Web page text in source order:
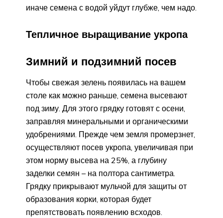
иначе семена с водой уйдут глубже, чем надо.
Тепличное выращивание укропа
Зимний и подзимний посев
Чтобы свежая зелень появилась на вашем
столе как можно раньше, семена высевают
под зиму. Для этого грядку готовят с осени,
заправляя минеральными и органическими
удобрениями. Прежде чем земля промерзнет,
осуществляют посев укропа, увеличивая при
этом норму высева на 25%, а глубину
заделки семян – на полтора сантиметра.
Грядку прикрывают мульчой для защиты от
образования корки, которая будет
препятствовать появлению всходов.